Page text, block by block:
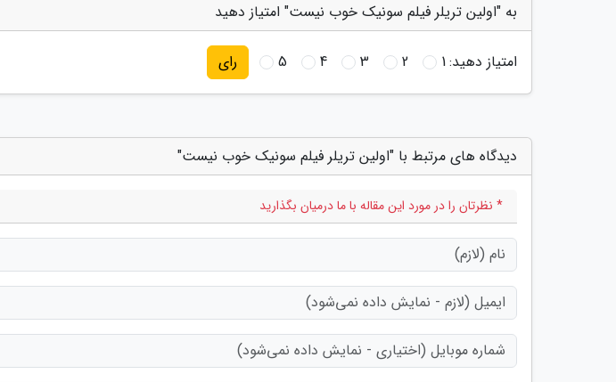
به "اولین تریلر فیلم سونیک خوب نیست" امتیاز دهید
امتیاز دهید:1
2
3
4
5 رای
دیدگاه های مرتبط با "اولین تریلر فیلم سونیک خوب نیست"
* نظرتان را در مورد این مقاله با ما درمیان بگذارید